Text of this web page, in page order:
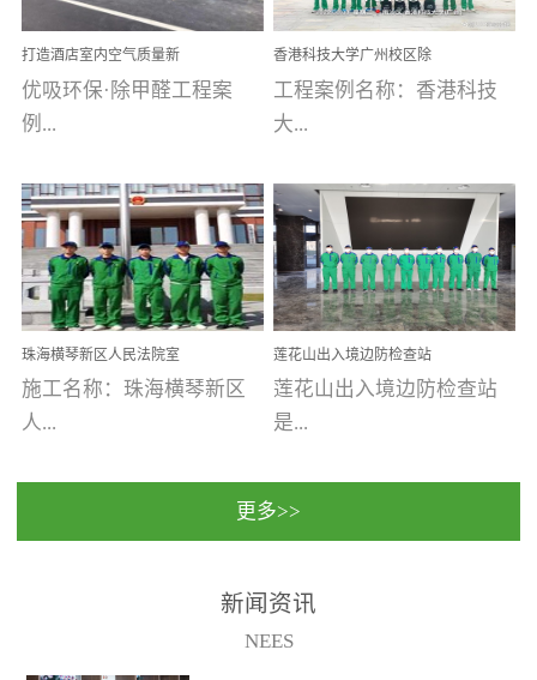
部和全国分支机构生产光
触媒、净醛王、祛味剂等
优吸系列产品，保质保量
完成生产任务，确保全国
求。资质优势团队优势分
支优势优吸环保是一棵正
茁壮成长的树，只要我们
人人都爱护她、珍惜她、
她将越来越枝繁叶茂，终
将会成为一棵参天大树！
优吸环保截止2020年拥有
全国600家网点分支机构。
为深圳安居集团旗下城...
南沙珠江湾江门市蓬江区
禾...
打造酒店室内空气质量新
标杆——优吸环保·标杆之
作：东莞美豪雅致酒店室
内空气治理工程纪实
优吸环保·除甲醛工程案
例...
【东莞美豪雅致酒店】室
内空气治理项目东莞美豪
雅致酒店 东莞美豪雅
致酒店是为中高端人士...
香港科技大学广州校区除
甲醛项目圆满完成
工程案例名称：香港科技
大...
学广州校区室内空气治
理 工程案例地址：广
州南沙区·香港科技大学(广
州)校区 工程案...
珠海横琴新区人民法院室
内除甲醛空气治理项目
施工名称：珠海横琴新区
人...
民法院室内除甲醛空气治
保施工日期：2020年1月珠
莲花山出入境边防检查站
室内除甲醛空气治理项目
莲花山出入境边防检查站
是...
国家通过设在对外开放口
（及各出入境边防检查
更多>>
新闻资讯
NEES